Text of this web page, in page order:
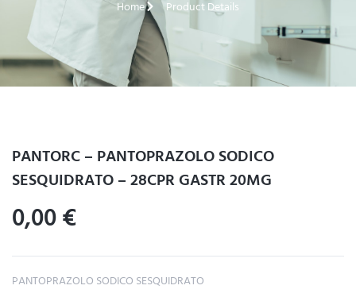
Home Product Details
PANTORC – PANTOPRAZOLO SODICO
SESQUIDRATO – 28CPR GASTR 20MG
0,00€
PANTOPRAZOLO SODICO SESQUIDRATO